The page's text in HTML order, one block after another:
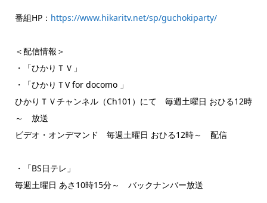
番組HP： https://www.hikaritv.net/sp/guchokiparty/
＜配信情報＞
・「ひかりＴＶ」
・「ひかりＴV for docomo 」
ひかりＴＶチャンネル（Ch101）にて 毎週土曜日 おひる12時
～ 放送
ビデオ・オンデマンド 毎週土曜日 おひる12時～ 配信
・「BS日テレ」
毎週土曜日 あさ10時15分～ バックナンバー放送